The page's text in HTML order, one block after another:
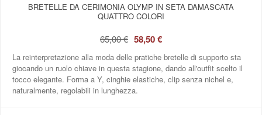
BRETELLE DA CERIMONIA OLYMP IN SETA DAMASCATA
QUATTRO COLORI
65,00 € 58,50 €
La reinterpretazione alla moda delle pratiche bretelle di supporto sta
giocando un ruolo chiave in questa stagione, dando all'outfit scelto il
tocco elegante. Forma a Y, cinghie elastiche, clip senza nichel e,
naturalmente, regolabili in lunghezza.